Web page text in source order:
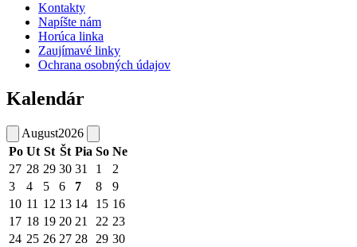
Kontakty
Napíšte nám
Horúca linka
Zaujímavé linky
Ochrana osobných údajov
Kalendár
August2026
Po Ut St Št Pia So Ne
27 28 29 30 31 1
2
3
4 5 6 7 8
9
10 11 12 13 14 15 16
17 18 19 20 21 22 23
24 25 26 27 28 29 30